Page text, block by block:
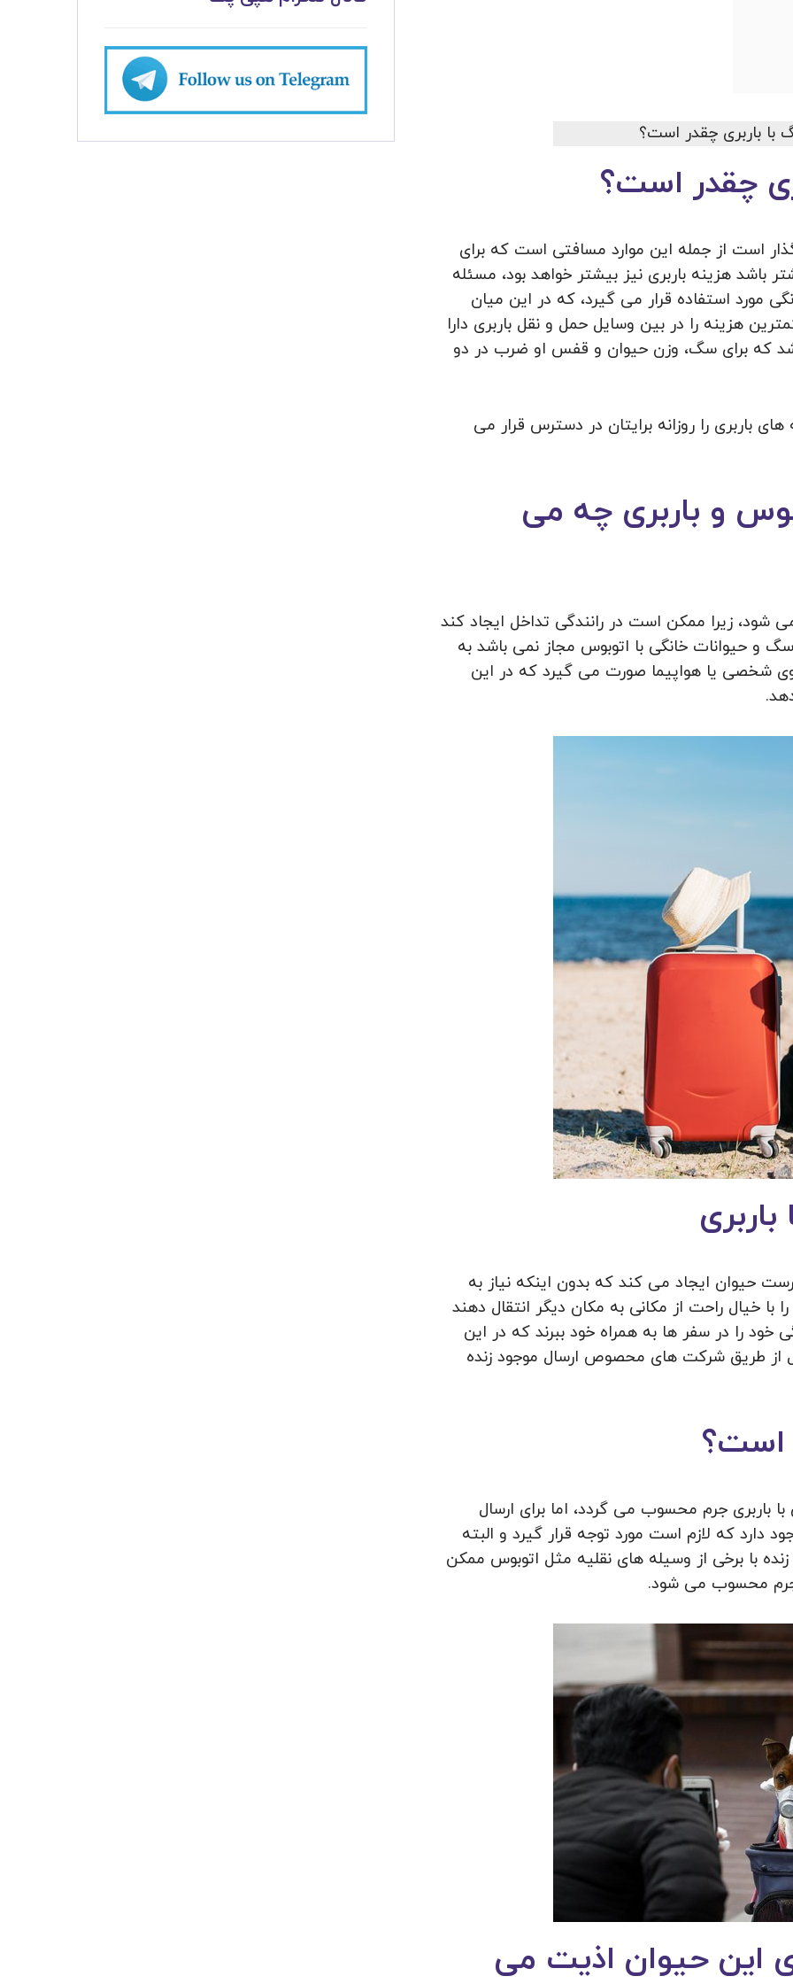
چقدر است؟
است از جمله این موارد مسافتی است که برای
باشد هزینه باربری نیز بیشتر خواهد بود، مسئله
مورد استفاده قرار می گیرد، که در این میان
هزینه را در بین وسایل حمل و نقل باربری دارا
که برای سگ، وزن حیوان و قفس او ضرب در دو
باربری را روزانه برایتان در دسترس قرار می
و باربری چه می
شود، زیرا ممکن است در رانندگی تداخل ایجاد کند
و حیوانات خانگی با اتوبوس مجاز نمی باشد به
شخصی یا هواپیما صورت می گیرد که در این
حیوان ایجاد می کند که بدون اینکه نیاز به
با خیال راحت از مکانی به مکان دیگر انتقال دهند
خود را در سفر ها به همراه خود ببرند که در این
از طریق شرکت های محصوص ارسال موجود زنده
است؟
باربری جرم محسوب می گردد، اما برای ارسال
دارد که لازم است مورد توجه قرار گیرد و البته
با برخی از وسیله های نقلیه مثل اتوبوس ممکن
جرم محسوب می شود.
این حیوان اذیت می